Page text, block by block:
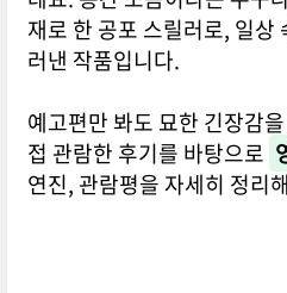
재로 한 공포 스릴러로, 일상
러낸 작품입니다.
예고편만 봐도 묘한 긴장감
접 관람한 후기를 바탕으로
연진, 관람평을 자세히 정리